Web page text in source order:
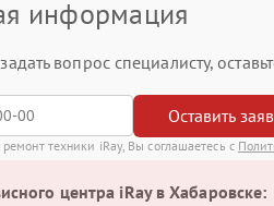
информация
вопрос специалисту,
Оставить
техники iRay, Вы соглашаетесь с
центра iRay в Хабаровске: